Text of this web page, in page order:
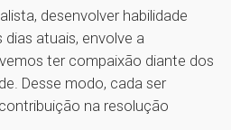
desenvolver habilidade
atuais, envolve a
ter compaixão diante dos
Desse modo, cada ser
na resolução